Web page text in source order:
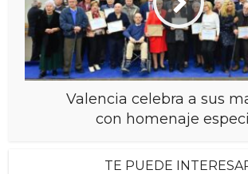
Valencia celebra a sus
con homenaje
TE PUEDE